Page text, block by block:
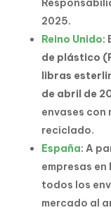
2025.
Reino Unido:
de plástico
libras
de abril de
envases con
reciclado.
España: A
empresas
todos los
mercado al